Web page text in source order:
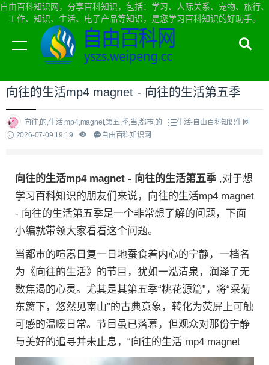
自由百科知识网，分享百科知识，包括：学习、人际关系、宠物、旅行、
工作、知识、生活、电子产品等知识，是您学习百科知识的好助手。
当前位置：自由百科知识网首页>生活
向往的生活mp4 magnet - 向往的生活第五季
向往,的,生活,mp4,magnet,第五,季,当,都市,的
生活-自由百科知识生网
2026-07-09 19:19
自由百科知识网
向往的生活mp4 magnet - 向往的生活第五季 ,对于想
学习百科知识的朋友们来说，向往的生活mp4 magnet
- 向往的生活第五季是一个非常想了解的问题，下面
小编就带领大家看看这个问题。
当都市的喧嚣日复一日地蚕食着内心的宁静，一档名
为《向往的生活》的节目，犹如一泓清泉，润泽了无
数焦渴的心灵。尤其是其第五季“桃花源篇”，将“采菊
东篱下，悠然见南山”的古典意象，转化为荧屏上可触
可感的温暖日常。节目虽已落幕，但观众对那份宁静
与美好的追寻并未止息，“向往的生活 mp4 magnet